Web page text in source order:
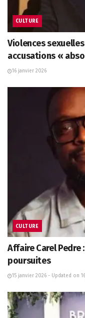
CULTURE
Violences
accusations «
16 janvier 2026
CULTURE
Affaire Carel Pedre
poursuites
15 janvier 2026 - Updated on